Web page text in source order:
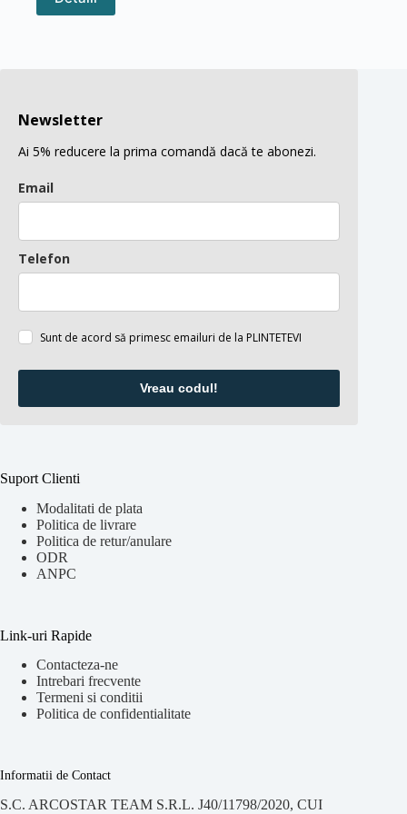
are
fi
în
produsului.
Newsletter
Ai 5% reducere la prima comandă dacă te abonezi.
Email
Telefon
Sunt de acord să primesc emailuri de la PLINTETEVI
Vreau codul!
Suport Clienti
Modalitati de plata
Politica de livrare
Politica de retur/anulare
ODR
ANPC
Link-uri Rapide
Contacteza-ne
Intrebari frecvente
Termeni si conditii
Politica de confidentialitate
Informatii de Contact
S.C. ARCOSTAR TEAM S.R.L. J40/11798/2020, CUI